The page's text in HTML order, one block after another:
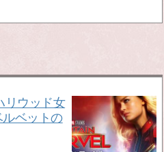
リウッド女
ベットの